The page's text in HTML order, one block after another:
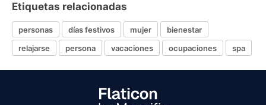
Etiquetas relacionadas
personas días festivos mujer
bienestar
relajarse
persona vacaciones ocupaciones spa